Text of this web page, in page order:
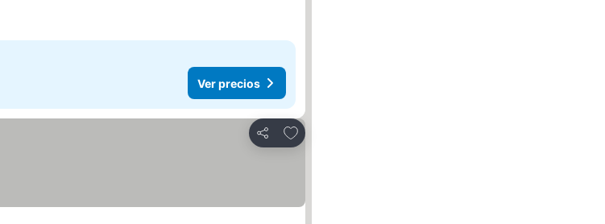
Ver precios
Compartir
Agregar a favoritos